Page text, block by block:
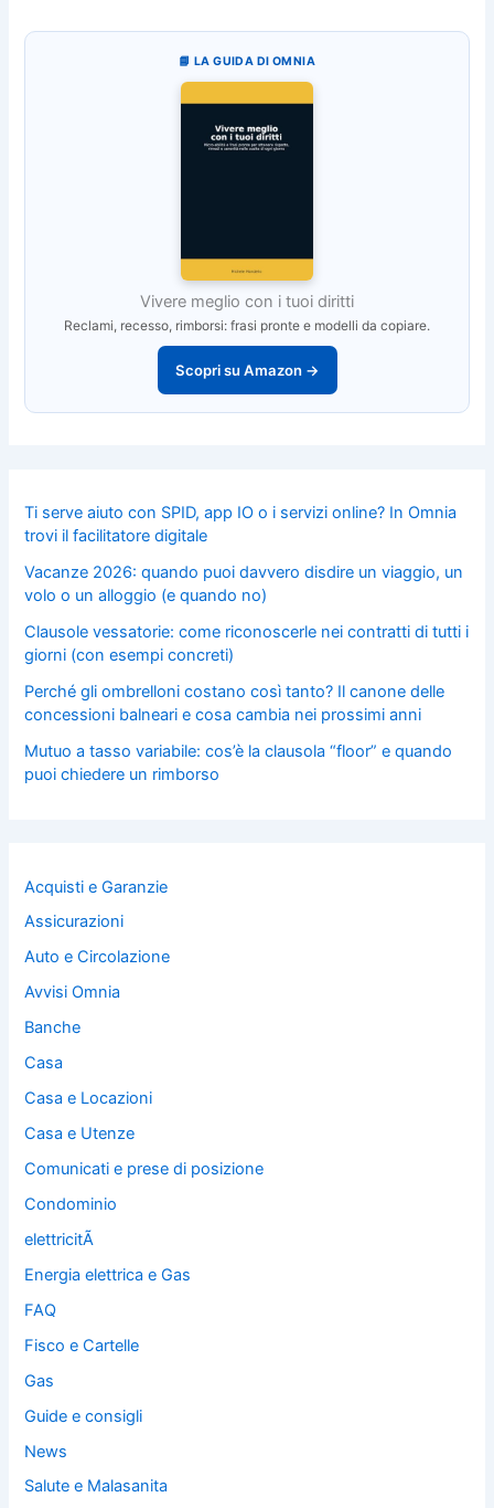
📘 LA GUIDA DI OMNIA
Vivere meglio con i tuoi diritti
Reclami, recesso, rimborsi: frasi pronte e modelli da copiare.
Scopri su Amazon →
Ti serve aiuto con SPID, app IO o i servizi online? In Omnia
trovi il facilitatore digitale
Vacanze 2026: quando puoi davvero disdire un viaggio, un
volo o un alloggio (e quando no)
Clausole vessatorie: come riconoscerle nei contratti di tutti i
giorni (con esempi concreti)
Perché gli ombrelloni costano così tanto? Il canone delle
concessioni balneari e cosa cambia nei prossimi anni
Mutuo a tasso variabile: cos’è la clausola “floor” e quando
puoi chiedere un rimborso
Acquisti e Garanzie
Assicurazioni
Auto e Circolazione
Avvisi Omnia
Banche
Casa
Casa e Locazioni
Casa e Utenze
Comunicati e prese di posizione
Condominio
elettricitÃ
Energia elettrica e Gas
FAQ
Fisco e Cartelle
Gas
Guide e consigli
News
Salute e Malasanita